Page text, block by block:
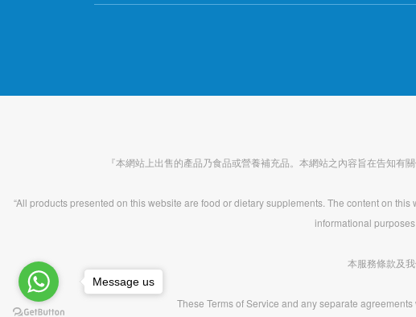
『本網站上出售的產品乃食品或營養補充品。本網站之內容旨在告知
“All products presented on this website are food or dietary supplements. The content on
informational
本服務條款及
These Terms of Service and any separate
Message us